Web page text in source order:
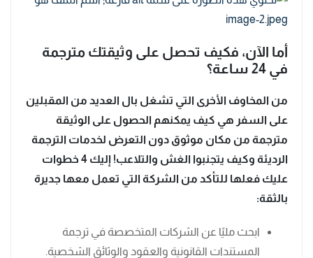
أما الآن، فكيف تحصل على وثيقتك مترجمة
في 24 ساعة؟
من المخاوف الأخرى التي تشغل بال العديد من المقبلين
على السفر هي كيف يمكنهم الحصول على الوثيقة
مترجمة من مكان موثوق دون التعرض لخدمات الترجمة
الرديئة وكيف يتجنبوا الغش والتلاعب! إليك 4 خطوات
عليك فعلها للتأكد من الشركة التي تعمل معها جديرة
بالثقة:
ابحث مليًا عن الشركات المتخصصة في ترجمة
المستندات القانونية والعقود والوثائق الشخصية.